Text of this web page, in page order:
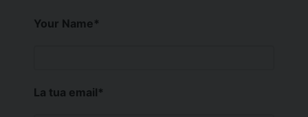
Your Name*
La tua email*